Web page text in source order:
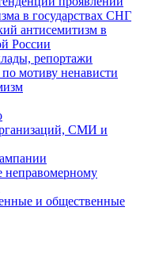
в государствах СНГ
антисемитизм в
России
репортажи
мотиву ненависти
СМИ и
неправомерному
и общественные